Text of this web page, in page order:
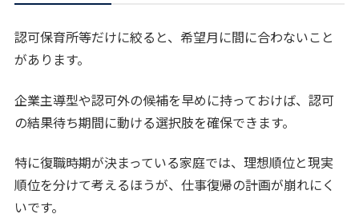
認可保育所等だけに絞ると、希望月に間に合わないこと
があります。
企業主導型や認可外の候補を早めに持っておけば、認可
の結果待ち期間に動ける選択肢を確保できます。
特に復職時期が決まっている家庭では、理想順位と現実
順位を分けて考えるほうが、仕事復帰の計画が崩れにく
いです。